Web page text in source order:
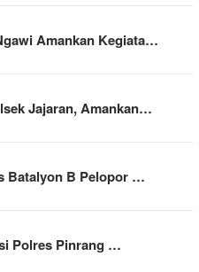
Amankan Kegiata…
Jajaran, Amankan…
Batalyon B Pelopor …
Polres Pinrang …